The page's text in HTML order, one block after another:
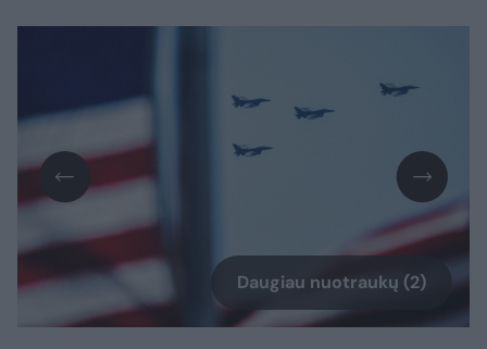
Daugiau nuotraukų (2)